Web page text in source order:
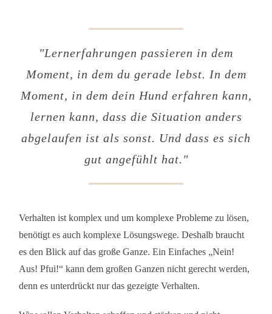
"Lernerfahrungen passieren in dem
Moment, in dem du gerade lebst. In dem
Moment, in dem dein Hund erfahren kann,
lernen kann, dass die Situation anders
abgelaufen ist als sonst. Und dass es sich
gut angefühlt hat."
Verhalten ist komplex und um komplexe Probleme zu lösen,
benötigt es auch komplexe Lösungswege. Deshalb braucht
es den Blick auf das große Ganze. Ein Einfaches „Nein!
Aus! Pfui!“ kann dem großen Ganzen nicht gerecht werden,
denn es unterdrückt nur das gezeigte Verhalten.